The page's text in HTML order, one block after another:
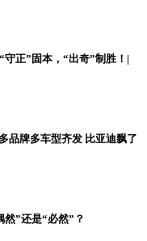
正”固本，“出奇”制胜！|
品牌多车型齐发 比亚迪飘了
”还是“必然”？